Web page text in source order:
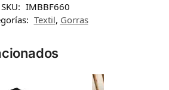
SKU: IMBBF660
Textil, Gorras